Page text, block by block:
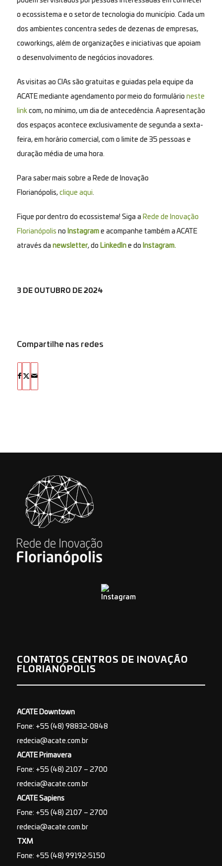
o ecossistema e o setor de tecnologia do município. Cada um
dos ambientes concentra sedes de dezenas de empresas,
coworkings, além de organizações e iniciativas que apoiam
o desenvolvimento de negócios inovadores.
As visitas ao CIAs são gratuitas e guiadas pela equipe da
ACATE mediante agendamento por meio do formulário neste
link com, no mínimo, um dia de antecedência. A apresentação
dos espaços acontece exclusivamente de segunda a sexta-
feira, em horário comercial, com o limite de 35 pessoas e
duração média de uma hora.
Para saber mais sobre a Rede de Inovação
Florianópolis, clique aqui.
Fique por dentro do ecossistema! Siga a Rede de Inovação
Florianópolis no Instagrame acompanhe também a ACATE
através da newsletter, do LinkedIne do Instagram.
3 DE OUTUBRO DE 2024
Compartilhe nas redes
CONTATOS CENTROS DE INOVAÇÃO
FLORIANÓPOLIS
ACATE Downtown
Fone: +55 (48) 98832-0848
redecia@acate.com.br
ACATE Primavera
Fone: +55 (48) 2107 – 2700
redecia@acate.com.br
ACATE Sapiens
Fone: +55 (48) 2107 – 2700
redecia@acate.com.br
TXM
Fone: +55 (48) 99192-5150